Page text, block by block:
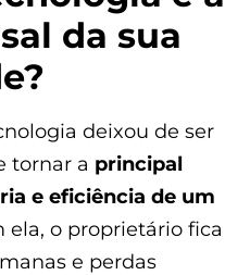
da sua
deixou de ser
tornar a principal
e eficiência de um
ela, o proprietário fica
e perdas